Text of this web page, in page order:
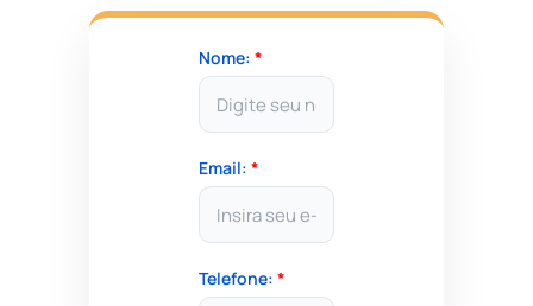
Nome: *
Email: *
Telefone: *